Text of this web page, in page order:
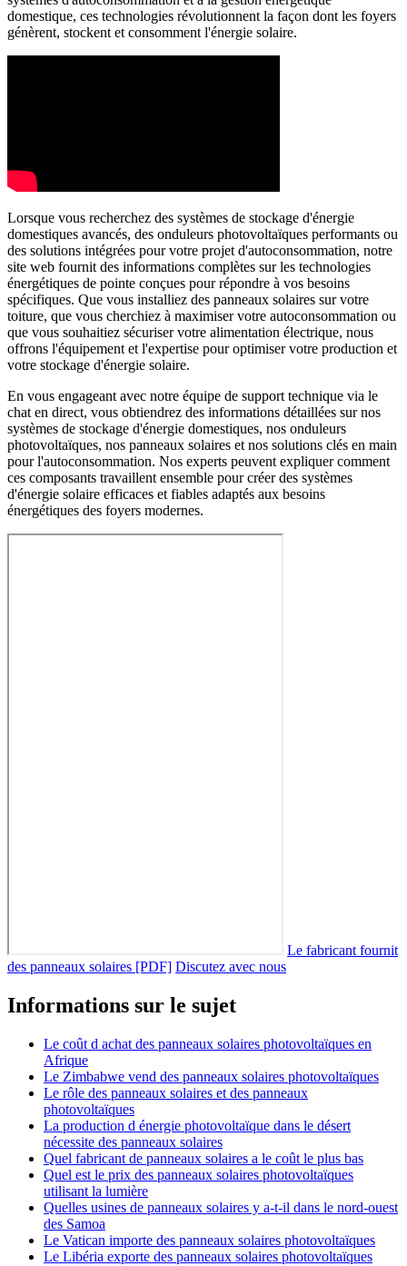
domestique, ces technologies révolutionnent la façon dont les foyers
génèrent, stockent et consomment l'énergie solaire.
Lorsque vous recherchez des systèmes de stockage d'énergie
domestiques avancés, des onduleurs photovoltaïques performants ou
des solutions intégrées pour votre projet d'autoconsommation, notre
site web fournit des informations complètes sur les technologies
énergétiques de pointe conçues pour répondre à vos besoins
spécifiques. Que vous installiez des panneaux solaires sur votre
toiture, que vous cherchiez à maximiser votre autoconsommation ou
que vous souhaitiez sécuriser votre alimentation électrique, nous
offrons l'équipement et l'expertise pour optimiser votre production et
votre stockage d'énergie solaire.
En vous engageant avec notre équipe de support technique via le
chat en direct, vous obtiendrez des informations détaillées sur nos
systèmes de stockage d'énergie domestiques, nos onduleurs
photovoltaïques, nos panneaux solaires et nos solutions clés en main
pour l'autoconsommation. Nos experts peuvent expliquer comment
ces composants travaillent ensemble pour créer des systèmes
d'énergie solaire efficaces et fiables adaptés aux besoins
énergétiques des foyers modernes.
Le fabricant fournit
des panneaux solaires [PDF] Discutez avec nous
Informations sur le sujet
Le coût d achat des panneaux solaires photovoltaïques en
Afrique
Le Zimbabwe vend des panneaux solaires photovoltaïques
Le rôle des panneaux solaires et des panneaux
photovoltaïques
La production d énergie photovoltaïque dans le désert
nécessite des panneaux solaires
Quel fabricant de panneaux solaires a le coût le plus bas
Quel est le prix des panneaux solaires photovoltaïques
utilisant la lumière
Quelles usines de panneaux solaires y a-t-il dans le nord-ouest
des Samoa
Le Vatican importe des panneaux solaires photovoltaïques
Le Libéria exporte des panneaux solaires photovoltaïques